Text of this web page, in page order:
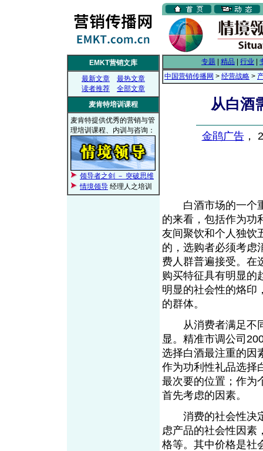
EMKT营销文库
最新文章
最热文章
读者推荐
全部文章
麦肯特培训课程
麦肯特提供优秀的营销与管
理培训课程、内训与咨询：
领导者之剑 － 突破思维
情境领导 经理人之培训
专题 精品 行业
中国营销传播网 > 经营战略 >
从白酒
金鹃广告，
白酒市场的一个重
的来看，包括作为功
友间聚饮和个人独饮
的，选购者必须考虑
费人群普遍接受。在
购买特征具有明显的
明显的社会性的烙印
的群体。
从消费者满足不同
显。精准市调公司
选择白酒最注重的因
作为功利性礼品选择
最次要的位置；作为
首先考虑的因素。
消费的社会性决定
虑产品的社会性因素
格等。其中价格是社